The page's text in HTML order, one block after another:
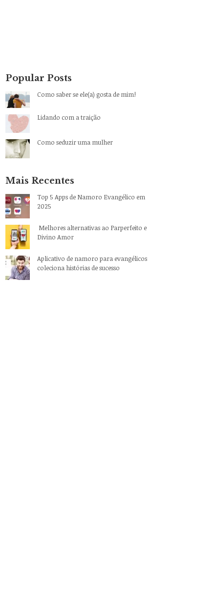
Popular Posts
Como saber se ele(a) gosta de mim!
Lidando com a traição
Como seduzir uma mulher
Mais Recentes
Top 5 Apps de Namoro Evangélico em
2025
Melhores alternativas ao Parperfeito e
Divino Amor
Aplicativo de namoro para evangélicos
coleciona histórias de sucesso